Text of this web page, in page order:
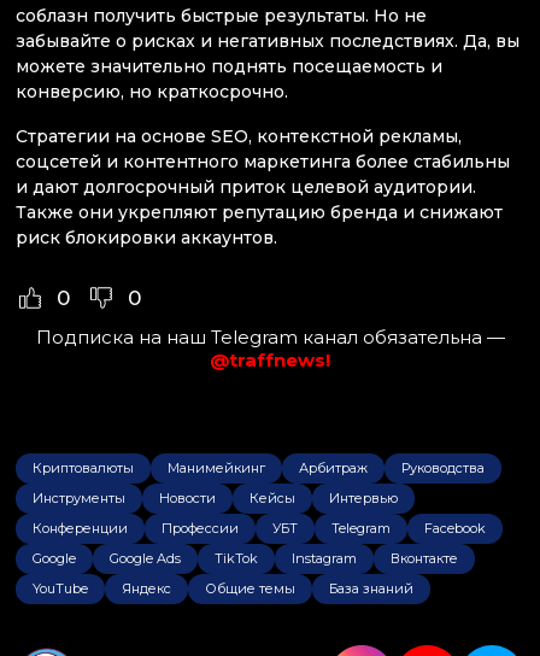
соблазн получить быстрые результаты. Но не
забывайте о рисках и негативных последствиях. Да, вы
можете значительно поднять посещаемость и
конверсию, но краткосрочно.
Стратегии на основе SEO, контекстной рекламы,
соцсетей и контентного маркетинга более стабильны
и дают долгосрочный приток целевой аудитории.
Также они укрепляют репутацию бренда и снижают
риск блокировки аккаунтов.
0 0
Подписка на наш Telegram канал обязательна —
@traffnews!
Криптовалюты Манимейкинг Арбитраж
Руководства
Инструменты
Новости Кейсы
Интервью
Конференции
Профессии УБТ Telegram
Facebook
Google
Google Ads TikTok Instagram
Вконтакте
YouTube
Яндекс Общие темы База знаний